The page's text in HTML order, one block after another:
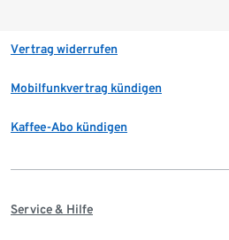
Vertrag widerrufen
Mobilfunkvertrag kündigen
Kaffee-Abo kündigen
Service & Hilfe